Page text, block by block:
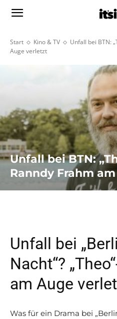
Start Kino & TV
Unfall bei BTN:
Auge verletzt
Unfall bei BTN:
Ranndy Frahm
Unfall bei
Nacht“?
am Auge
Was für ein Drama bei